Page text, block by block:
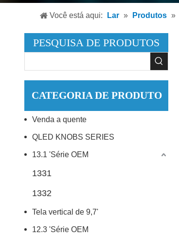
Você está aqui: Lar » Produtos »
PESQUISA DE PRODUTOS
CATEGORIA DE PRODUTO
Venda a quente
QLED KNOBS SERIES
13.1 'Série OEM
1331
1332
Tela vertical de 9,7'
12.3 'Série OEM